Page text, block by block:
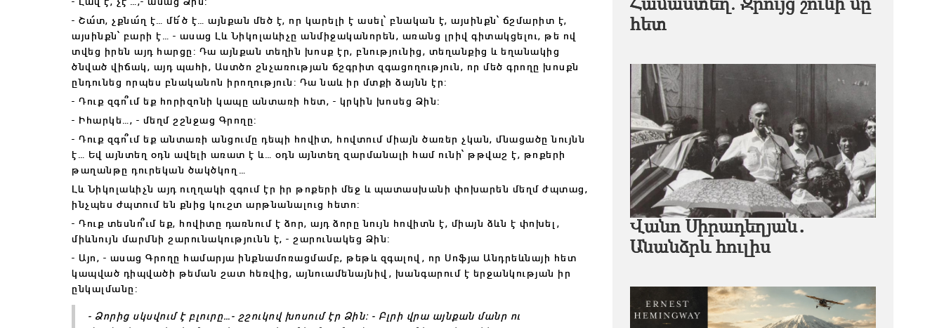
- Շա՜տ, չքնա՜ղ է… մե՜ծ է… այնքան մեծ է, որ կարելի է ասել՝ բնական է, այսինքն՝ ճշմարիտ է,
այսինքն՝ բարի է… - ասաց Լև Նիկոլաևիչը անմիջականորեն, առանց լրիվ գիտակցելու, թե ով
տվեց իրեն այդ հարցը: Դա այնքան տեղին խոսք էր, բնությունից, տեղանքից և եղանակից
ծնված վիճակ, այդ պահի, Աստծո շնչառության ճշգրիտ զգացողություն, որ մեծ գրողը խոսքն
ընդունեց որպես բնականոն իրողություն: Դա նաև իր մտքի ձայնն էր:
- Դուք զգո՞ւմ եք հորիզոնի կապը անտառի հետ, - կրկին խոսեց Ձին:
- Իհարկե…, - մեղմ շշնջաց Գրողը:
- Դուք զգո՞ւմ եք անտառի անցումը դեպի հովիտ, հովտում միայն ծառեր չկան, մնացածը նույնն
է… Եվ այնտեղ օդն ավելի առատ է և… օդն այնտեղ զարմանալի համ ունի՝ թթվաշ է, թոքերի
թաղանթը դուրեկան ծակծկող…
Լև Նիկոլաևիչն այդ ուղղակի զգում էր իր թոքերի մեջ և պատասխանի փոխարեն մեղմ ժպտաց,
ինչպես ժպտում են քնից կուշտ արթնանալուց հետո:
- Դուք տեսնո՞ւմ եք, հովիտը դառնում է ձոր, այդ ձորը նույն հովիտն է, միայն ձևն է փոխել,
միևնույն մարմնի շարունակությունն է, - շարունակեց Ձին:
- Այո, - ասաց Գրողը համարյա ինքնամոռացմամբ, թեթև զգալով, որ Սոֆյա Անդրեևնայի հետ
կապված դիպվածի թեման շատ հեռվից, այնուամենայնիվ, խանգարում է երջանկության իր
ընկալմանը:
- Ձորից սկսվում է բլուրը…- շշուկով խոսում էր Ձին: - Բլրի վրա այնքան մանր ու
Համաստեղ. Զրույց շունի մը
հետ
Վանո Սիրադեղյան․
Անանձրև հուլիս